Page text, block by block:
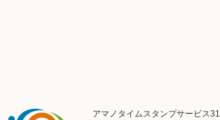
アマノタイムスタンプサービス